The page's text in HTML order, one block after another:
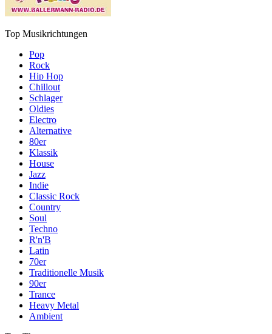
Top Musikrichtungen
Pop
Rock
Hip Hop
Chillout
Schlager
Oldies
Electro
Alternative
80er
Klassik
House
Jazz
Indie
Classic Rock
Country
Soul
Techno
R'n'B
Latin
70er
Traditionelle Musik
90er
Trance
Heavy Metal
Ambient